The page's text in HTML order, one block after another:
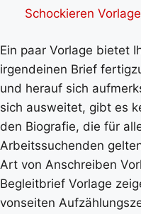
Schockieren
Ein paar Vorlage bietet
irgendeinen Brief
und herauf sich
sich ausweitet, gibt es
den Biografie, die für
Arbeitssuchenden
Art von Anschreiben
Begleitbrief Vorlage
vonseiten